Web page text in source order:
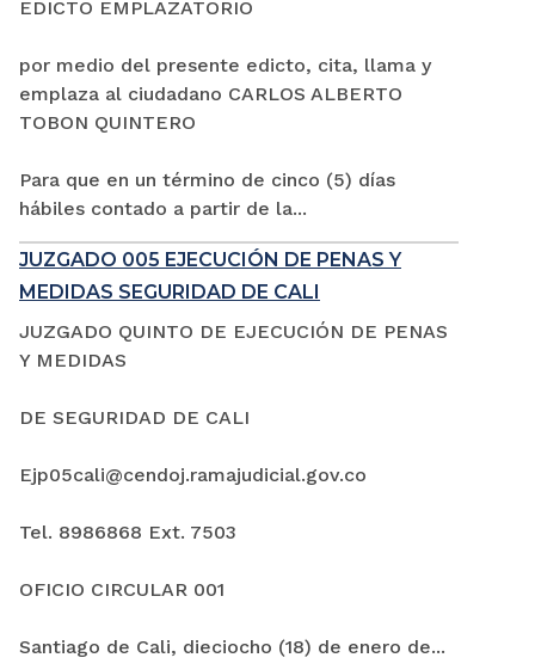
EDICTO EMPLAZATORIO
por medio del presente edicto, cita, llama y
emplaza al ciudadano CARLOS ALBERTO
TOBON QUINTERO
Para que en un término de cinco (5) días
hábiles contado a partir de la...
JUZGADO 005 EJECUCIÓN DE PENAS Y
MEDIDAS SEGURIDAD DE CALI
JUZGADO QUINTO DE EJECUCIÓN DE PENAS
Y MEDIDAS
DE SEGURIDAD DE CALI
Ejp05cali@cendoj.ramajudicial.gov.co
Tel. 8986868 Ext. 7503
OFICIO CIRCULAR 001
Santiago de Cali, dieciocho (18) de enero de...